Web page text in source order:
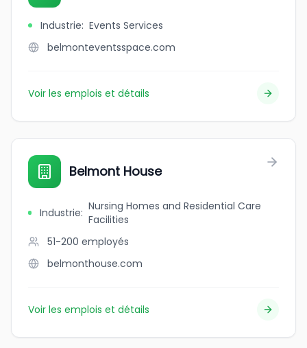
Industrie: Events Services
belmonteventsspace.com
Voir les emplois et détails
Belmont House
Industrie: Nursing Homes and Residential Care
Facilities
51-200 employés
belmonthouse.com
Voir les emplois et détails